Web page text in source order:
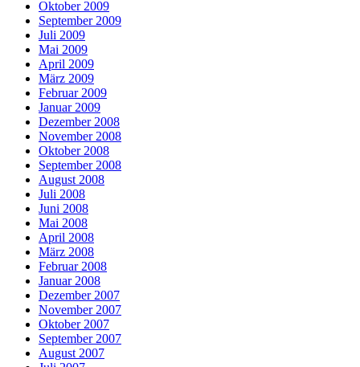
Oktober 2009
September 2009
Juli 2009
Mai 2009
April 2009
März 2009
Februar 2009
Januar 2009
Dezember 2008
November 2008
Oktober 2008
September 2008
August 2008
Juli 2008
Juni 2008
Mai 2008
April 2008
März 2008
Februar 2008
Januar 2008
Dezember 2007
November 2007
Oktober 2007
September 2007
August 2007